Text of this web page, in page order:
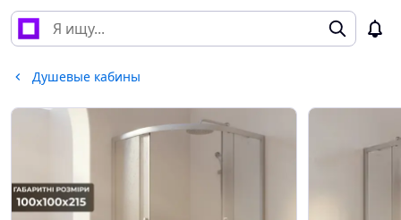
Душевые кабины